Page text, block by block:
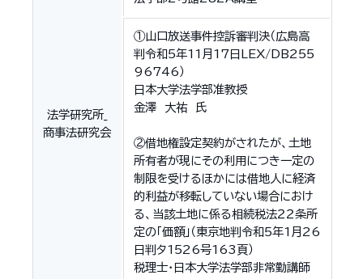
法学研究所_
商事法研究会
①山口放送事件控訴審判決（広島高
判令和5年11月17日LEX/DB255
96746）
日本大学法学部准教授
金澤 大祐 氏
②借地権設定契約がされたが、土地
所有者が現にその利用につき一定の
制限を受けるほかには借地人に経済
的利益が移転していない場合におけ
る、当該土地に係る相続税法２２条所
定の「価額」（東京地判令和5年1月26
日判タ1526号163頁）
税理士・日本大学法学部非常勤講師